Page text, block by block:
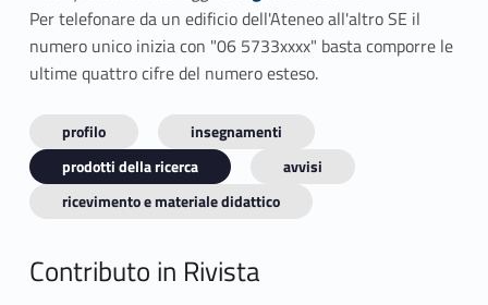
Per telefonare da un edificio dell'Ateneo all'altro SE il
numero unico inizia con "06 5733xxxx" basta comporre le
ultime quattro cifre del numero esteso.
profilo
insegnamenti
prodotti della ricerca
avvisi
ricevimento e materiale didattico
Contributo in Rivista